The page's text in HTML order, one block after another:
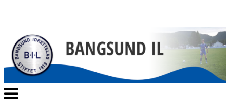
Veksle
navigasjon